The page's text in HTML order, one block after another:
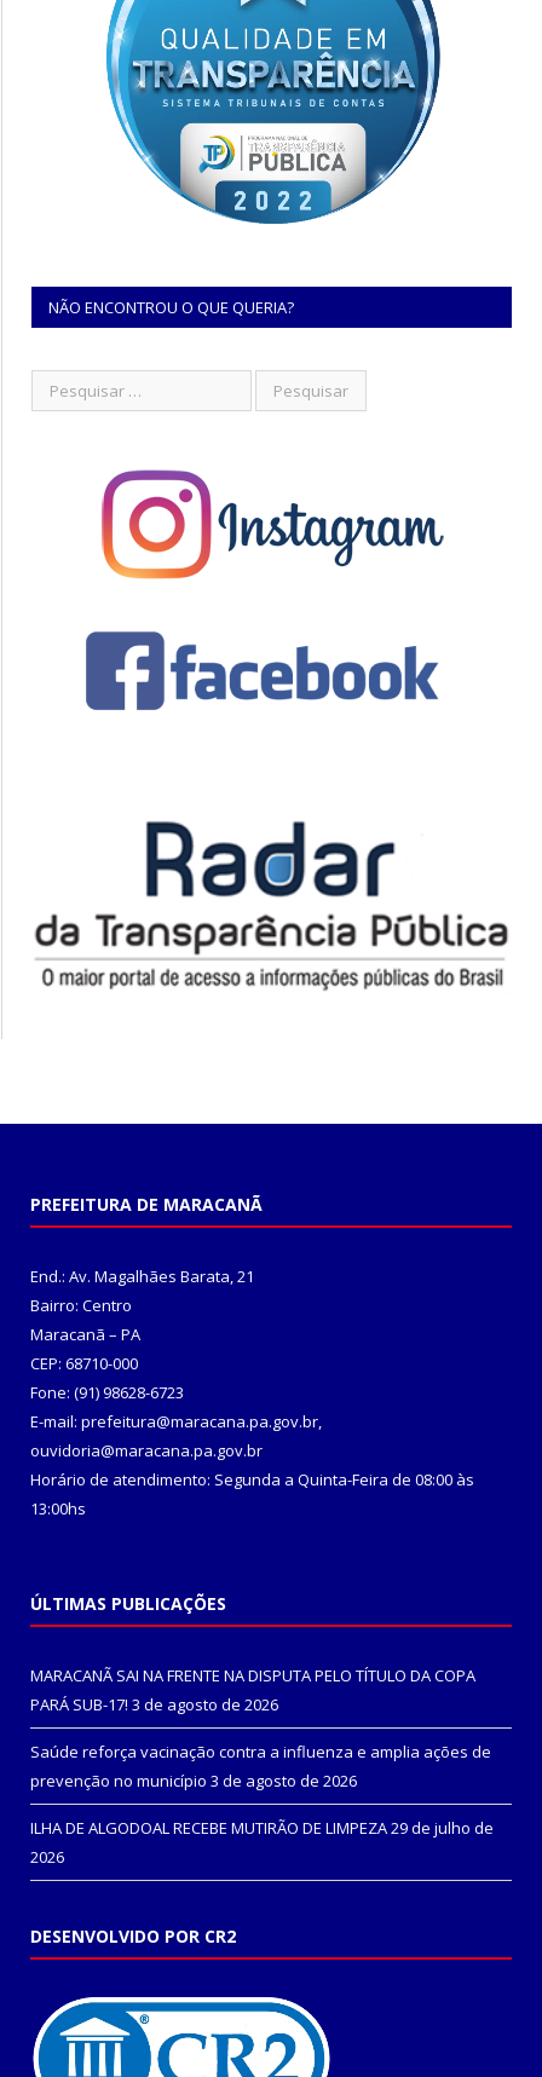
NÃO ENCONTROU O QUE QUERIA?
PREFEITURA DE MARACANÃ
End.: Av. Magalhães Barata, 21
Bairro: Centro
Maracanã – PA
CEP: 68710-000
Fone: (91) 98628-6723
E-mail: prefeitura@maracana.pa.gov.br,
ouvidoria@maracana.pa.gov.br
Horário de atendimento: Segunda a Quinta-Feira de 08:00 às
13:00hs
ÚLTIMAS PUBLICAÇÕES
MARACANÃ SAI NA FRENTE NA DISPUTA PELO TÍTULO DA COPA
PARÁ SUB-17! 3 de agosto de 2026
Saúde reforça vacinação contra a influenza e amplia ações de
prevenção no município 3 de agosto de 2026
ILHA DE ALGODOAL RECEBE MUTIRÃO DE LIMPEZA29 de julho de
2026
DESENVOLVIDO POR CR2